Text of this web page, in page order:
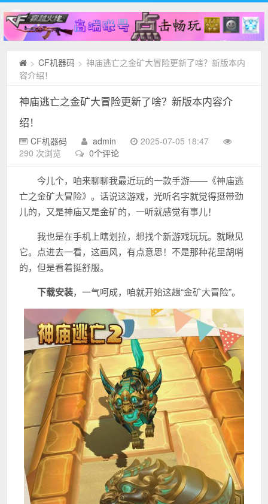
> CF机器码 > 神庙逃亡之金矿大冒险更新了啥？新版本内
容介绍！
神庙逃亡之金矿大冒险更新了啥？新版本内容介
绍！
CF机器码 admin
2025-07-05 18:47
290 次浏览
0个评论
今儿个，咱来聊聊我最近玩的一款手游——《神庙逃
亡之金矿大冒险》。话说这游戏，光听名字就觉得挺带劲
儿的，又是神庙又是金矿的，一听就感觉有事儿！
我也是在手机上瞎划拉，想找个新游戏玩玩。就瞅见
它。点进去一看，这画风，有点意思！不是那种花里胡哨
的，但是看着挺舒服。
下载安装，一气呵成，咱就开始这趟“金矿大冒险”。